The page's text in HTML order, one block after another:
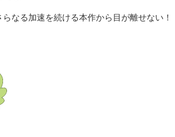
なる加速を続ける本作から目が離せない！